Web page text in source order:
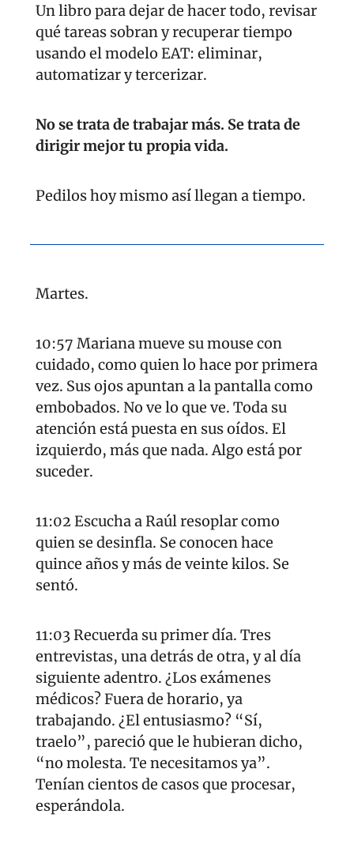
Un libro para dejar de hacer todo, revisar
qué tareas sobran y recuperar tiempo
usando el modelo EAT: eliminar,
automatizar y tercerizar.
No se trata de trabajar más. Se trata de
dirigir mejor tu propia vida.
Pedilos hoy mismo así llegan a tiempo.
Martes.
10:57 Mariana mueve su mouse con
cuidado, como quien lo hace por primera
vez. Sus ojos apuntan a la pantalla como
embobados. No ve lo que ve. Toda su
atención está puesta en sus oídos. El
izquierdo, más que nada. Algo está por
suceder.
11:02 Escucha a Raúl resoplar como
quien se desinfla. Se conocen hace
quince años y más de veinte kilos. Se
sentó.
11:03 Recuerda su primer día. Tres
entrevistas, una detrás de otra, y al día
siguiente adentro. ¿Los exámenes
médicos? Fuera de horario, ya
trabajando. ¿El entusiasmo? “Sí,
traelo”, pareció que le hubieran dicho,
“no molesta. Te necesitamos ya”.
Tenían cientos de casos que procesar,
esperándola.